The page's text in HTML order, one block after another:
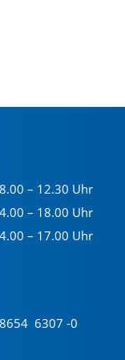
– 12.30 Uhr
– 18.00 Uhr
– 17.00 Uhr
6307 -0